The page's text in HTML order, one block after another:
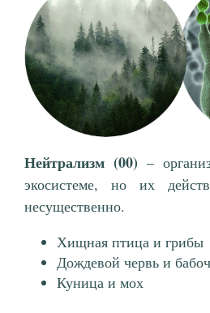
Нейтрализм (00) –
экосистеме, но их
несущественно.
Хищная птица и грибы
Дождевой червь и
Куница и мох